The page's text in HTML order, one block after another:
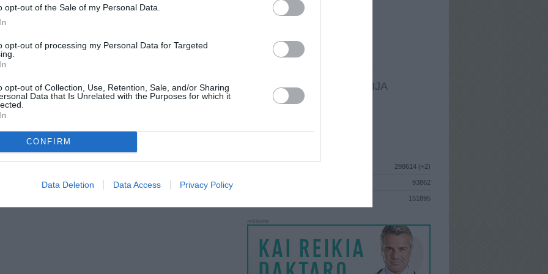
opt-out of the Sale of my Personal Data.
opt-out of processing my Personal Data for Targeted
opt-out of Collection, Use, Retention, Sale, and/or Sharing
Data that Is Unrelated with the Purposes for which it
CONFIRM
Data Deletion Data Access Privacy Policy
Mp-3 bei video klipų... Keturi apynaujai ž...
LANKĖSI: Vasario 11d. Pirmadienis
ATLIKO MAINŲ: 2
AKTYVIŲ MAINŲ
: 1
PAPILDOMA INFORMACIJA
: Vasario 11d. Pirmadienis
298614 (+2)
93862
151895